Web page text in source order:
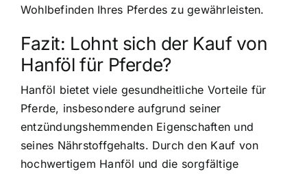
Wohlbefinden Ihres Pferdes zu gewährleisten.
Fazit: Lohnt sich der Kauf von
Hanföl für Pferde?
Hanföl bietet viele gesundheitliche Vorteile für
Pferde, insbesondere aufgrund seiner
entzündungshemmenden Eigenschaften und
seines Nährstoffgehalts. Durch den Kauf von
hochwertigem Hanföl und die sorgfältige